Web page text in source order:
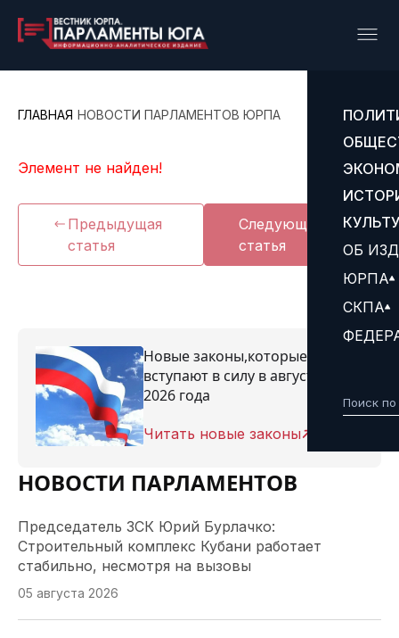
ОБ
ЮРПА
СКПА
ГЛАВНАЯ НОВОСТИ ПАРЛАМЕНТОВ ЮРПА
Элемент не найден!
Предыдущая
статья
Следующая
статья
Новые законы,которые
вступают в силу в августе
2026 года
Читать новые законы
НОВОСТИ ПАРЛАМЕНТОВ
Председатель ЗСК Юрий Бурлачко:
Строительный комплекс Кубани работает
стабильно, несмотря на вызовы
05 августа 2026